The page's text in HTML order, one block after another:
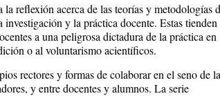
reflexión acerca de las teorías y metodologías
y la práctica docente. Estas tienden
a una peligrosa dictadura de la práctica en
o al voluntarismo acientíficos.
rectores y formas de colaborar en el seno de
y entre docentes y alumnos. La serie